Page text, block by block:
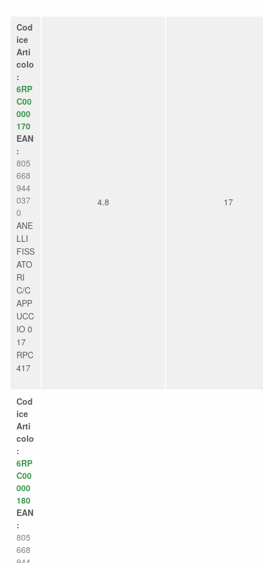
Cod
ice
Arti
colo
:
6RP
C00
000
170
EAN
:
805
668
944
037
0
ANE
LLI
FISS
ATO
RI
C/C
APP
UCC
IO 0
17
RPC
417
4.8 17
Cod
ice
Arti
colo
:
6RP
C00
000
180
EAN
:
805
668